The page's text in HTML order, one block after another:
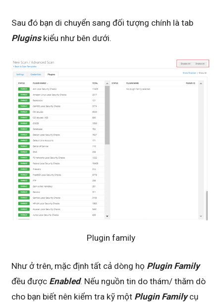
Sau đó bạn di chuyển sang đối tượng chính là tab
Pluginskiểu như bên dưới.
Plugin family
Như ở trên, mặc định tất cả dòng họ Plugin Family
đều được Enabled. Nếu nguồn tin do thám/ thăm dò
cho bạn biết nên kiểm tra kỹ một Plugin Familycụ